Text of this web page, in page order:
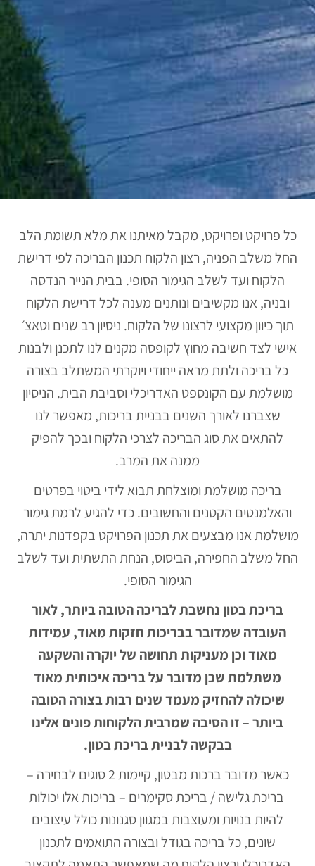
כל פרויקט ופרויקט, מקבל מאיתנו את מלא תשומת הלב
החל משלב הפניה, רצון הלקוח תכנון הבריכה לפי דרישת
הלקוח ועד לשלב הגימור הסופי. בבית הנייר הנדסה
ובניה, אנו מקשיבים ונותנים מענה לכל דרישת הלקוח
תוך כיוון מקצועי לרצונו של הלקוח. ניסיון רב שנים וטאצ׳
אישי לצד חשיבה מחוץ לקופסה מקנים לנו לתכנן ולבנות
כל בריכה ולתת מראה ייחודי ויוקרתי המשתלב בצורה
מושלמת עם הקונספט האדריכלי וסביבת הבית. הניסיון
שצברנו לאורך השנים בבניית בריכות, מאפשר לנו
להתאים את סוג הבריכה לצרכי הלקוח ובכך להפיק
ממנה את המרב.
בריכה מושלמת ומוצלחת תבוא לידי ביטוי בפרטים
והאלמנטים הקטנים והחשובים. כדי להגיע לרמת גימור
מושלמת אנו מבצעים את תכנון הפרויקט בקפדנות יתרה,
החל משלב החפירה, הביסוס, הנחת התשתית ועד לשלב
הגימור הסופי.
בריכת בטון נחשבת לבריכה הטובה ביותר, לאור
העובדה שמדובר בבריכות חזקות מאוד, עמידות
מאוד וכן מעניקות תחושה של יוקרה והשקעה
משתלמת שכן מדובר על בריכה איכותית מאוד
שיכולה להחזיק מעמד שנים רבות בצורה הטובה
ביותר – זו הסיבה שמרבית הלקוחות פונים אלינו
בבקשה לבניית בריכת בטון.
כאשר מדובר ברכות מבטון, קיימות 2 סוגים לבחירה –
בריכת גלישה/ בריכת סקימרים – בריכות אלו יכולות
להיות בנויות ומעוצבות במגוון סגנונות כולל עיצובים
שונים, כל בריכה בגודל ובצורה התואמים לתכנון